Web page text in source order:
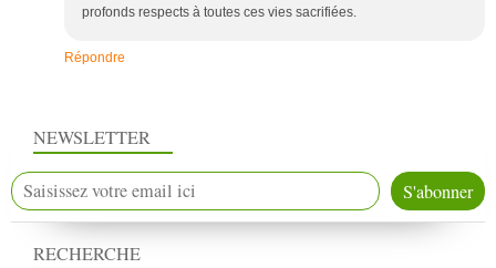
profonds respects à toutes ces vies sacrifiées.
Répondre
NEWSLETTER
RECHERCHE